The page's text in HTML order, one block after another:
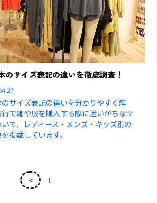
のサイズ表記の違いを徹底調査！
サイズ表記の違いを分かりやすく解
で靴や服を購入する際に迷いがちなサ
て、レディース・メンズ・キッズ別の
掲載しています。
< 1